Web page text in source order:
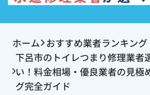
ホーム おすすめ業者ランキング
下呂市のトイレつまり修理業者
い！料金相場・優良業者の見極
グ完全ガイド